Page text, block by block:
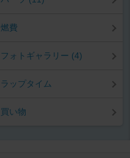
燃費
フォトギャラリー (4)
ラップタイム
買い物